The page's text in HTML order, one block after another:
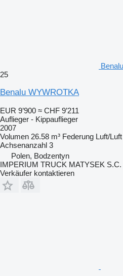
25
Benalu WYWROTKA
EUR 9’900 ≈ CHF 9’211
Auflieger - Kippauflieger
2007
Volumen 26.58 m³ Federung Luft/Luft
Achsenanzahl 3
Polen, Bodzentyn
IMPERIUM TRUCK MATYSEK S.C.
Verkäufer kontaktieren